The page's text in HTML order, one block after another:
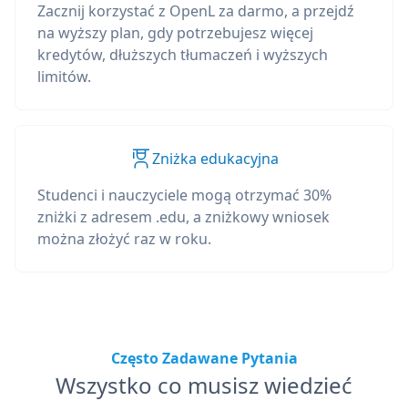
Zacznij korzystać z OpenL za darmo, a przejdź
na wyższy plan, gdy potrzebujesz więcej
kredytów, dłuższych tłumaczeń i wyższych
limitów.
Zniżka edukacyjna
Studenci i nauczyciele mogą otrzymać 30%
zniżki z adresem .edu, a zniżkowy wniosek
można złożyć raz w roku.
Często Zadawane Pytania
Wszystko co musisz wiedzieć